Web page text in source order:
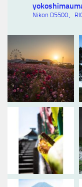
Nikon D5500、